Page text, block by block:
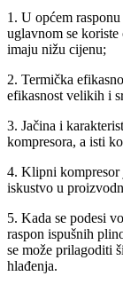
1. U općem
uglavnom se
imaju nižu cijenu;
2. Termička
efikasnost velikih i
3. Jačina i
kompresora, a isti
4. Klipni kompresor
iskustvo u
5. Kada se podesi
raspon ispušnih
se može prilagoditi
hlađenja.